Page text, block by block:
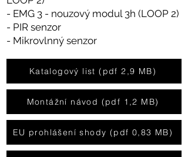
- EMG 3 - nouzový modul 3h (LOOP 2)
- PIR senzor
- Mikrovlnný senzor
Katalogový list (pdf 2,9 MB)
Montážní návod (pdf 1,2 MB)
EU prohlášení shody (pdf 0,83 MB)